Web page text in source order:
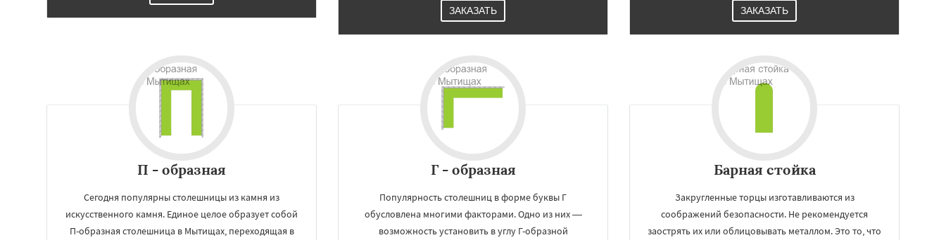
Орехово-Зуево Павловский Посад
Протвино Пушкино
ЗАКАЗАТЬ ЗАКАЗАТЬ
П - образная
Сегодня популярны столешницы из камня из
искусственного камня. Единое целое образует собой
П-образная столешница в Мытищах, переходящая в
Г - образная
Популярность столешниц в форме буквы Г
обусловлена многими факторами. Одно из них —
возможность установить в углу Г-образной
Барная стойка
Закругленные торцы изготавливаются из
соображений безопасности. Не рекомендуется
заострять их или облицовывать металлом. Это то, что
Даю согласие на обработку персональных данных